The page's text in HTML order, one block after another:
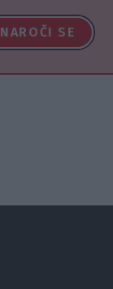
NAROČI SE